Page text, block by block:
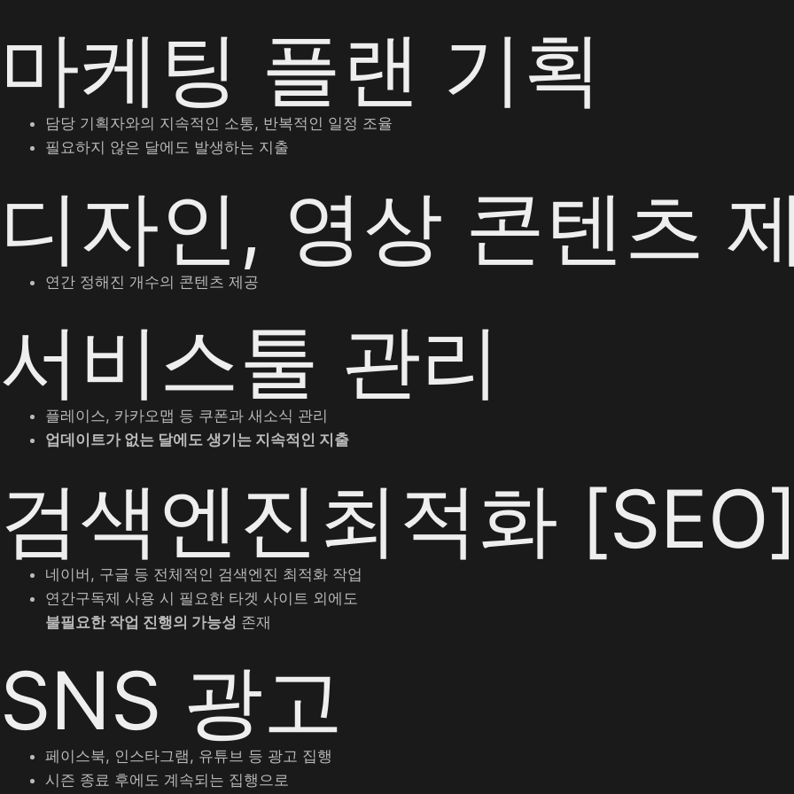
마케팅 플랜 기획
담당 기획자와의 지속적인 소통, 반복적인 일정 조율
필요하지 않은 달에도 발생하는 지출
디자인, 영상 콘텐츠
연간 정해진 개수의 콘텐츠 제공
서비스툴 관리
플레이스, 카카오맵 등 쿠폰과 새소식 관리
업데이트가 없는 달에도 생기는 지속적인 지출
검색엔진최적화
네이버, 구글 등 전체적인 검색엔진 최적화 작업
연간구독제 사용 시 필요한 타겟 사이트 외에도
불필요한 작업 진행의 가능성 존재
SNS 광고
페이스북, 인스타그램, 유튜브 등 광고 집행
시즌 종료 후에도 계속되는 집행으로